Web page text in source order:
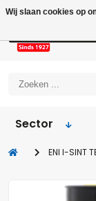
Sector
ENI I-SINT
Wij slaan cookies op